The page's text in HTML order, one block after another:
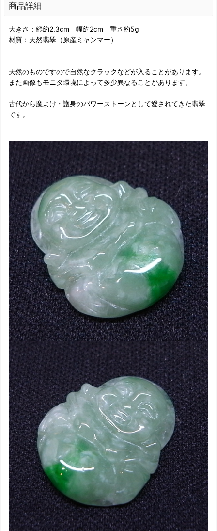
商品詳細
大きさ：縦約2.3cm 幅約2cm 重さ約5g
材質：天然翡翠（原産ミャンマー）
天然のものですので自然なクラックなどが入ることがあります。
また画像もモニタ環境によって多少異なることがあります。
古代から魔よけ・護身のパワーストーンとして愛されてきた翡翠
です。